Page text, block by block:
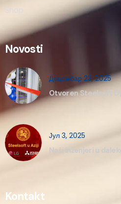
Shop
Novosti
Децембар 23, 2025
Otvoren Steelsoft
Јул 3, 2025
Naši inženjeri u
Kontakt